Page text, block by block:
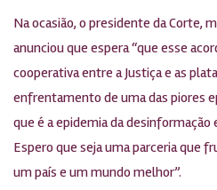
Na ocasião, o presidente da Corte,
anunciou que espera “que esse
cooperativa entre a Justiça e as
enfrentamento de uma das piores
que é a epidemia da desinformação
Espero que seja uma parceria que
um país e um mundo melhor”.